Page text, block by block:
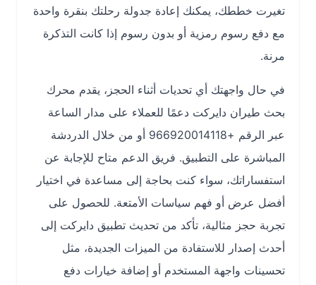
تغيرت خططك، يمكنك إعادة جدولة رحلتك بنقرة واحدة
مع دفع رسوم رمزية أو بدون رسوم إذا كانت التذكرة
في حال واجهتك أي تحديات أثناء الحجز، يقدم محرك
بحث طيران دايركت دعمًا للعملاء على مدار الساعة
عبر الرقم +966920014118 أو من خلال الدردشة
المباشرة على التطبيق. فريق الدعم متاح للإجابة عن
استفساراتك، سواء كنت بحاجة إلى مساعدة في اختيار
أفضل عرض أو فهم سياسات الأمتعة. للحصول على
تجربة حجز مثالية، تأكد من تحديث تطبيق دايركت إلى
أحدث إصدار للاستفادة من الميزات الجديدة، مثل
تحسينات واجهة المستخدم أو إضافة خيارات دفع